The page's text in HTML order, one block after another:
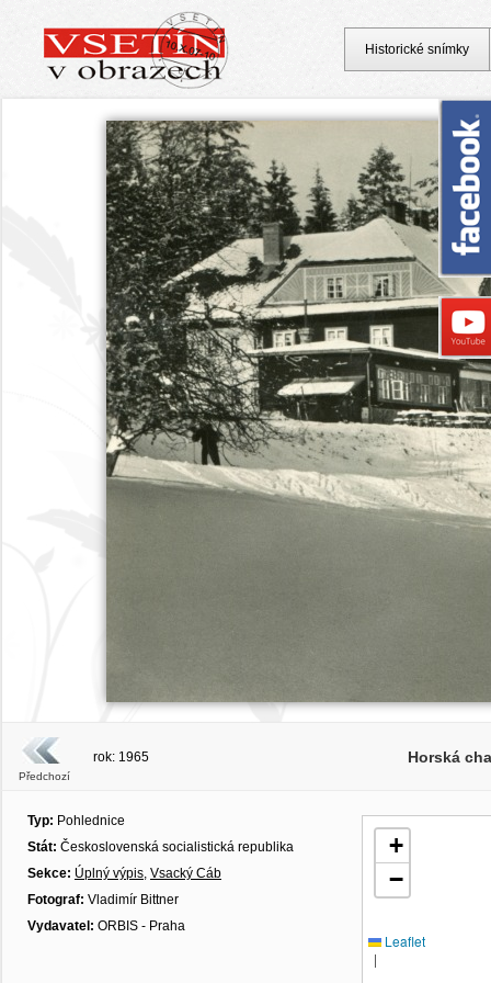
Předchozí
rok: 1965 Horská
Typ: Pohlednice
Stát: Československá socialistická republika
Sekce: Úplný výpis, Vsacký Cáb
Fotograf: Vladimír Bittner
Vydavatel: ORBIS - Praha
+
−
Leaflet
|
Historické snímky